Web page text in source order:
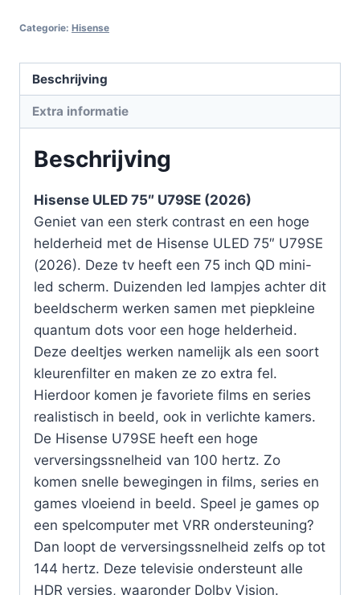
Categorie: Hisense
Beschrijving
Extra informatie
Beschrijving
Hisense ULED 75″ U79SE (2026)
Geniet van een sterk contrast en een hoge
helderheid met de Hisense ULED 75″ U79SE
(2026). Deze tv heeft een 75 inch QD mini-
led scherm. Duizenden led lampjes achter dit
beeldscherm werken samen met piepkleine
quantum dots voor een hoge helderheid.
Deze deeltjes werken namelijk als een soort
kleurenfilter en maken ze zo extra fel.
Hierdoor komen je favoriete films en series
realistisch in beeld, ook in verlichte kamers.
De Hisense U79SE heeft een hoge
verversingssnelheid van 100 hertz. Zo
komen snelle bewegingen in films, series en
games vloeiend in beeld. Speel je games op
een spelcomputer met VRR ondersteuning?
Dan loopt de verversingssnelheid zelfs op tot
144 hertz. Deze televisie ondersteunt alle
HDR versies, waaronder Dolby Vision.